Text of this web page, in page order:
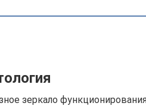
зеркало